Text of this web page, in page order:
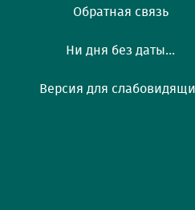
Обратная связь
Ни дня без даты...
Версия для